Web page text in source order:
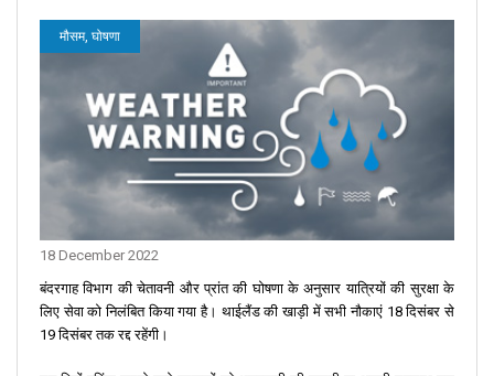
18 December 2022
मौसम, घोषणा
बंदरगाह विभाग की चेतावनी और प्रांत की घोषणा के अनुसार यात्रियों की सुरक्षा के
लिए सेवा को निलंबित किया गया है। थाईलैंड की खाड़ी में सभी नौकाएं 18 दिसंबर से
19 दिसंबर तक रद्द रहेंगी।